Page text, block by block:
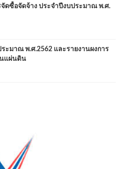
ดซื้อจัดจ้าง ประจำปีงบประมาณ พ.ศ.
ะมาณ พ.ศ.2562 และรายงานผงการ
นแผ่นดิน